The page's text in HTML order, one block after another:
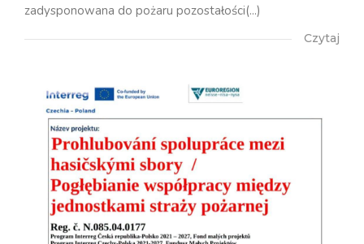
zadysponowana do pożaru pozostałości(...)
Czytaj